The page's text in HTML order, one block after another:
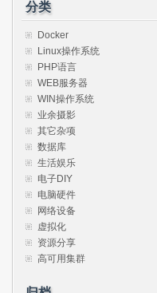
分类
Docker
Linux操作系统
PHP语言
WEB服务器
WIN操作系统
业余摄影
其它杂项
数据库
生活娱乐
电子DIY
电脑硬件
网络设备
虚拟化
资源分享
高可用集群